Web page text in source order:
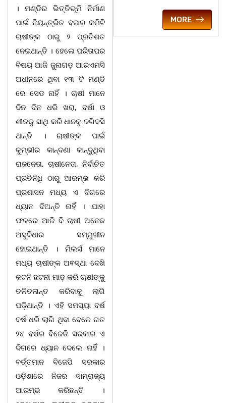
। ମଣ୍ଡିର ଭିତ୍ତିଭୂମି ନିର୍ମାଣ
ପାଇଁ ନିୟନ୍ତ୍ରିତ ବଜାର କମିଟି
ଚାଷୀଙ୍କ ଠାରୁ ୨ ପ୍ରତିଶତ
ନେଇଥାନ୍ତି । ହେଲେ ପରିତାପର
ବିଷୟ ଆଜି ଜୁନାଗଡ଼ ଆରଏମସି
ଅଧୀନରେ ଥିବା ୧୩ ଟି ମଣ୍ଡି
ରେ ସେଡ ନାହିଁ । ଚାଷୀ ମାନେ
ଦିନ ଦିନ ଧରି ଖରା, ବର୍ଷା ଓ
ଶୀତକୁ ସାଥି କରି ଧାନକୁ ଜଗିବସି
ଥାନ୍ତି । ଚାଷୀଙ୍କ ପାଇଁ
କୁମ୍ଭୀର କାନ୍ଦଣା କାନ୍ଦୁଥିବା
ରାଜନେତା, ଚାଷୀନେତା, ନିର୍ବାଚିତ
ପ୍ରତିନିଧି ଠାରୁ ଆରମ୍ଭ କରି
ପ୍ରଶାସନ ମଧ୍ୟ ଏ ଦିଗରେ
ଧ୍ୟାନ ଦିଅନ୍ତି ନାହିଁ । ଯାହା
ଫଳରେ ଆଜି ବି ଚାଷୀ ଅନେକ
ଅସୁବିଧାର ସମ୍ମୁଖୀନ
ହୋଇଥାନ୍ତି । ମିଲର୍ସ ମାନେ
ମଧ୍ୟ ଚାଷୀଙ୍କ ଅଵସ୍ଥା ଦେଖି
କଟନି ଛଟନୀ ମାଡ଼ କରି ଚାଷୀଙ୍କୁ
ତଳିତଳାନ୍ତ କରିବାକୁ ଲାଗି
ପଡ଼ିଥାନ୍ତି । ଏହି ସମସ୍ୟା ବର୍ଷ
ବର୍ଷ ଧରି ଲାଗି ଥିବା ବେଳେ ଗତ
୨୪ ବର୍ଷର ବିଜେଡି ସରକାର ଏ
ଦିଗରେ ଧ୍ୟାନ ଦେଲେ ନାହିଁ ।
ବର୍ତ୍ତମାନ ବିଜେପି ସରକାର
ଓଡ଼ିଶାରେ ନିଜର ସାମ୍ରାଜ୍ୟ
ଆରମ୍ଭ କରିଛନ୍ତି ।
MORE